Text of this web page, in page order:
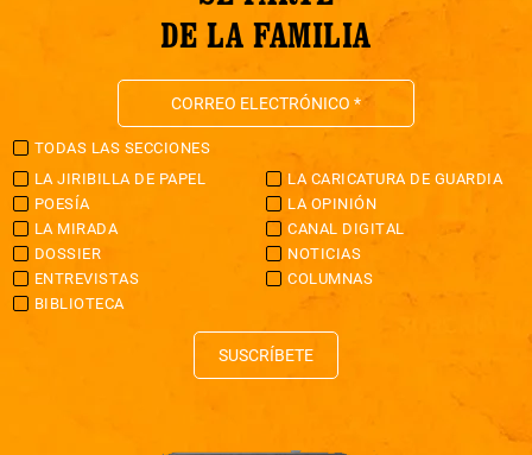
DE LA FAMILIA
TODAS LAS SECCIONES
LA JIRIBILLA DE PAPEL
LA CARICATURA DE GUARDIA
POESÍA
LA OPINIÓN
LA MIRADA
CANAL DIGITAL
DOSSIER
NOTICIAS
ENTREVISTAS
COLUMNAS
BIBLIOTECA
SUSCRÍBETE